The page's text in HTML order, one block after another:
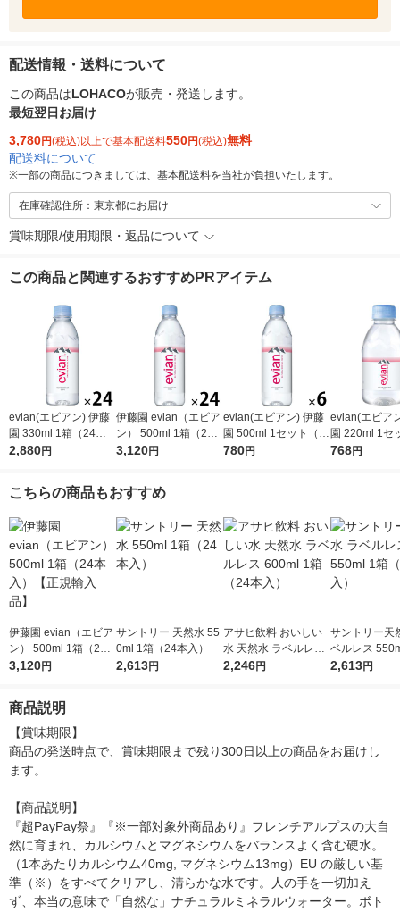
配送情報・送料について
この商品はLOHACOが販売・発送します。
最短翌日お届け
3,780円(税込)以上で基本配送料550円(税込)無料
配送料について
※一部の商品につきましては、基本配送料を当社が負担いたします。
在庫確認住所：東京都にお届け
賞味期限/使用期限・返品について
この商品と関連するおすすめPRアイテム
evian(エビアン) 伊藤
園 330ml 1箱（24本
入）【正規輸入品】
2,880円
伊藤園 evian（エビア
ン） 500ml 1箱（24
本入）【正規輸入品】
3,120円
evian(エビアン) 伊藤
園 500ml 1セット（6
本）【正規輸入品】
780円
evian(エビア
園 220ml 1セ
本）【硬水】
768円
こちらの商品もおすすめ
伊藤園 evian（エビア
ン） 500ml 1箱（24
本入）【正規輸入品】
3,120円
サントリー 天然水 55
0ml 1箱（24本入）
2,613円
アサヒ飲料 おいしい
水 天然水 ラベルレス
600ml 1箱（24本入）
2,246円
サントリー天
ベルレス
（24本入）
2,613円
商品説明
【賞味期限】
商品の発送時点で、賞味期限まで残り300日以上の商品をお届けし
ます。
【商品説明】
『超PayPay祭』『※一部対象外商品あり』フレンチアルプスの大自
然に育まれ、カルシウムとマグネシウムをバランスよく含む硬水。
（1本あたりカルシウム40mg, マグネシウム13mg）EU の厳しい基
準（※）をすべてクリアし、清らかな水です。人の手を一切加え
ず、本当の意味で「自然な」ナチュラルミネラルウォーター。ボト